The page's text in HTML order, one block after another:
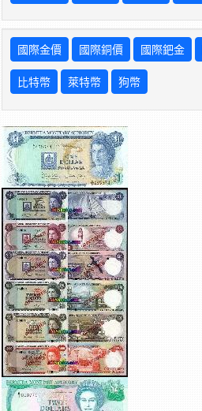
國際金價 國際銅價 國際鈀金
比特幣 萊特幣 狗幣